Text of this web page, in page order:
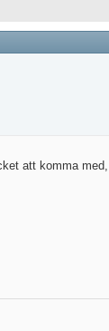
att komma